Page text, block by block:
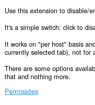
Use this extension to disable/
It's a simple switch: click to
It works on "per host" basis
currently selected tab), not for
There are some options
that and nothing more.
Permissões